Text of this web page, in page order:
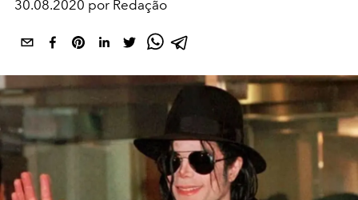
30.08.2020 por Redação